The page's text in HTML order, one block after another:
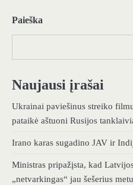
Paieška
Naujausi įrašai
Ukrainai paviešinus streiko
pataikė aštuoni Rusijos
Irano karas sugadino JAV ir
Ministras pripažįsta, kad
„netvarkingas“ jau šešerius